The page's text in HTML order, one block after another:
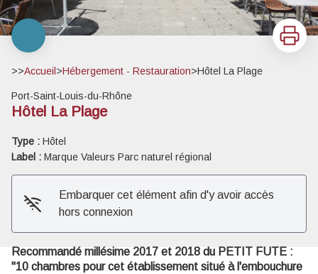
Imprimer
>>Accueil >Hébergement - Restauration>Hôtel La Plage
Port-Saint-Louis-du-Rhône
Hôtel La Plage
Type : Hôtel
Label : Marque Valeurs Parc naturel régional
Embarquer cet élément afin d'y avoir accès
hors connexion
Recommandé millésime 2017 et 2018 du PETIT FUTE :
"10 chambres pour cet établissement situé à l'embouchure